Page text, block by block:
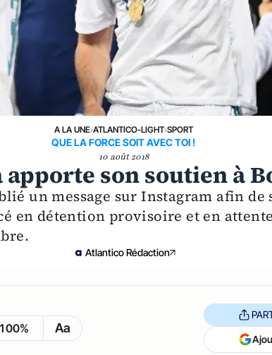
A LA UNE›ATLANTICO-LIGHT›SPORT
QUE LA FORCE SOIT AVEC TOI !
10 août 2018
son soutien à
un message sur Instagram afin
en détention provisoire et en
Atlantico Rédaction
100% Aa